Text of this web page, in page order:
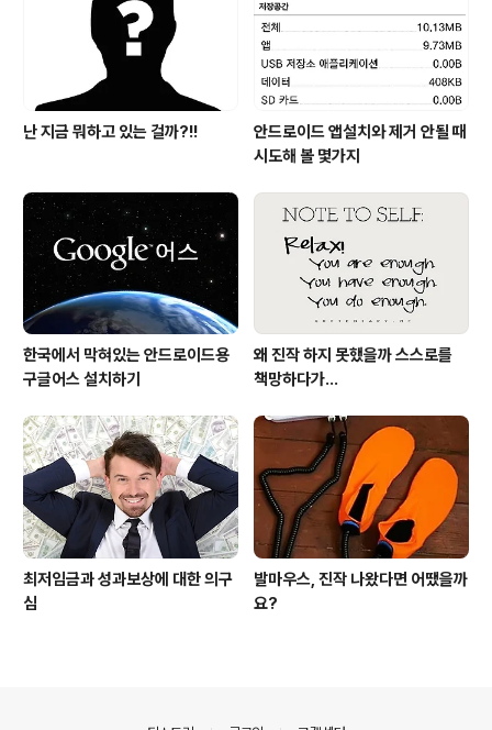
난 지금 뭐하고 있는 걸까?!!
안드로이드 앱설치와 제거 안될 때
시도해 볼 몇가지
한국에서 막혀있는 안드로이드용
구글어스 설치하기
왜 진작 하지 못했을까 스스로를
책망하다가...
최저임금과 성과보상에 대한 의구
심
발마우스, 진작 나왔다면 어땠을까
요?